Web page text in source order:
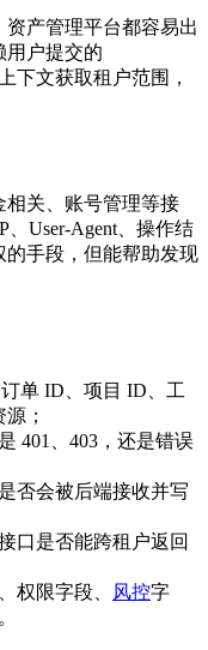
资产管理平台都容易出
用户提交的
下文获取租户范围，
相关、账号管理等接
User-Agent、操作结
手段，但能帮助发现
单 ID、项目 ID、工
；
401、403，还是错误
否会被后端接收并写
口是否能跨租户返回
权限字段、
风控字